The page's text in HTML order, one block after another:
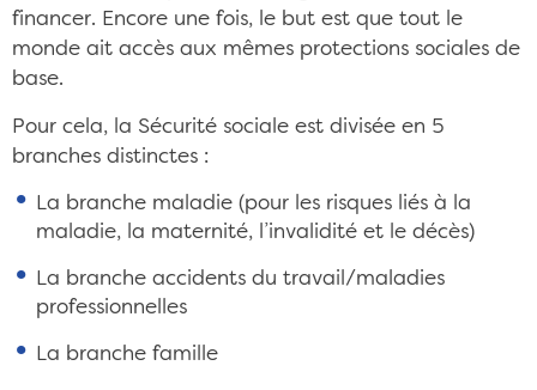
financer. Encore une fois, le but est que tout le
monde ait accès aux mêmes protections sociales de
base.
Pour cela, la Sécurité sociale est divisée en 5
branches distinctes :
La branche maladie (pour les risques liés à la
maladie, la maternité, l’invalidité et le décès)
La branche accidents du travail/maladies
professionnelles
La branche famille